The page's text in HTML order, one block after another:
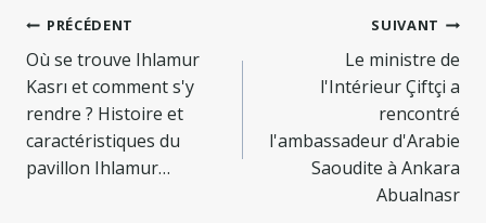
Navigation
de
l’article
PRÉCÉDENT
Où se trouve Ihlamur
Kasrı et comment s'y
rendre ? Histoire et
caractéristiques du
pavillon Ihlamur…
SUIVANT
Le ministre de
l'Intérieur Çiftçi a
rencontré
l'ambassadeur d'Arabie
Saoudite à Ankara
Abualnasr